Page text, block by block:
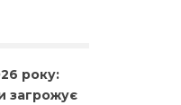
року:
загрожує